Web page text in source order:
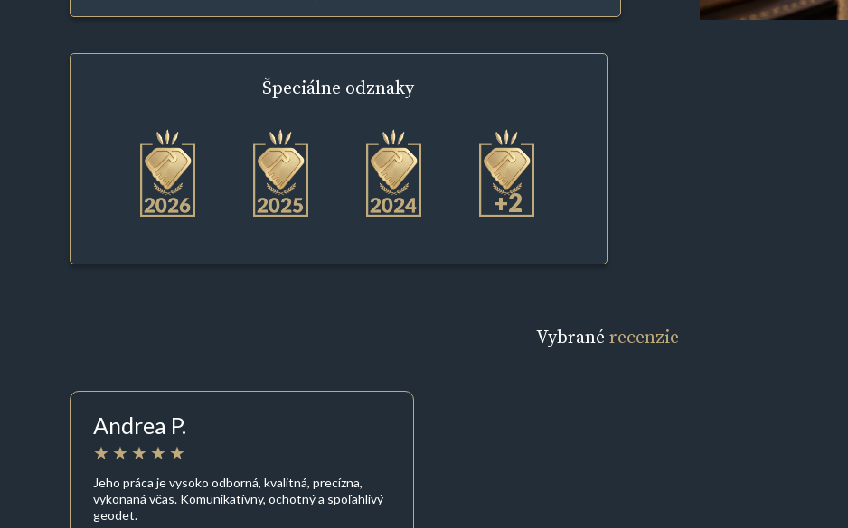
Špeciálne odznaky
+2
Vybrané recenzie
Andrea P.
Jeho práca je vysoko odborná, kvalitná, precízna,
vykonaná včas. Komunikatívny, ochotný a spoľahlivý
geodet.